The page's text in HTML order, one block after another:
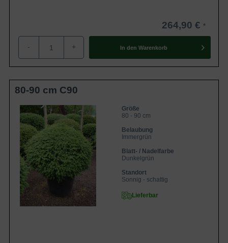
264,90 €
- + In den Warenkorb
80-90 cm C90
Größe
80 - 90 cm
Belaubung
Immergrün
Blatt- / Nadelfarbe
Dunkelgrün
Standort
Sonnig - schattig
Lieferbar